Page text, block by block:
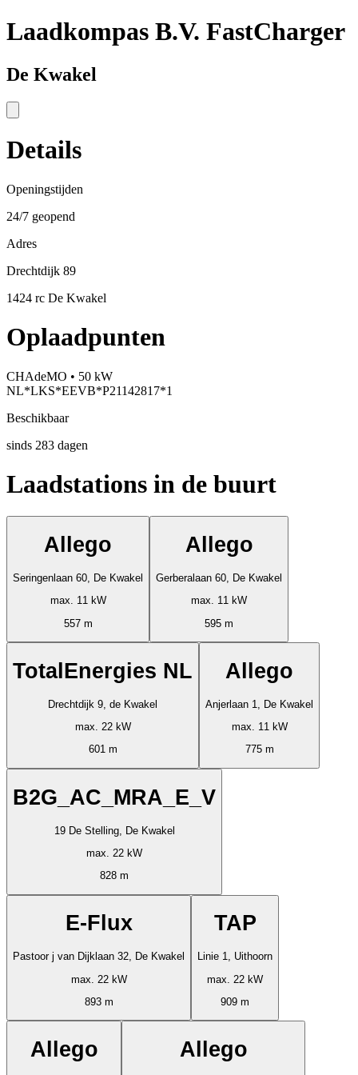
Laadkompas B.V. FastCharger
De Kwakel
Details
Openingstijden
24/7 geopend
Adres
Drechtdijk 89
1424 rc De Kwakel
Oplaadpunten
CHAdeMO • 50 kW
NL*LKS*EEVB*P21142817*1
Beschikbaar
sinds 283 dagen
Laadstations in de buurt
Allego
Seringenlaan 60, De Kwakel
max. 11 kW
557 m
Allego
Gerberalaan 60, De Kwakel
max. 11 kW
595 m
TotalEnergies NL
Drechtdijk 9, de Kwakel
max. 22 kW
601 m
Allego
Anjerlaan 1, De Kwakel
max. 11 kW
775 m
B2G_AC_MRA_E_V
19 De Stelling, De Kwakel
max. 22 kW
828 m
E-Flux
Pastoor j van Dijklaan 32, De Kwakel
max. 22 kW
893 m
TAP
Linie 1, Uithoorn
max. 22 kW
909 m
Allego Allego